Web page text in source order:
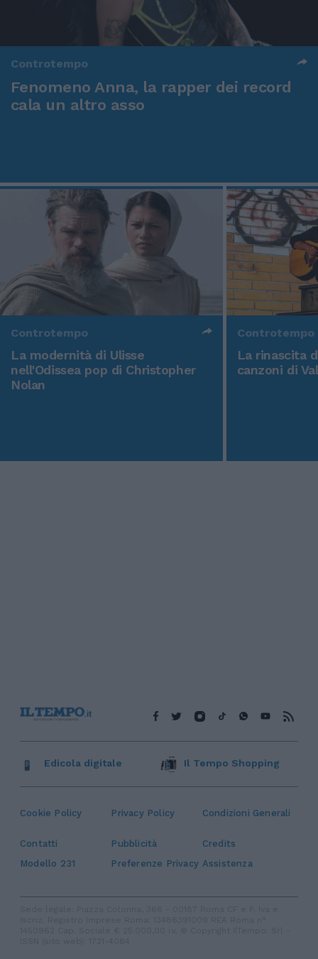
Controtempo
Fenomeno Anna, la rapper dei record
cala un altro asso
Controtempo
La modernità di Ulisse
nell'Odissea pop di Christopher
Nolan
Controtempo
La rinascita
canzoni di
Cookie Policy Privacy Policy Condizioni Generali
Contatti Pubblicità
Credits
Modello 231
Preferenze Privacy Assistenza
Edicola digitale Il Tempo Shopping